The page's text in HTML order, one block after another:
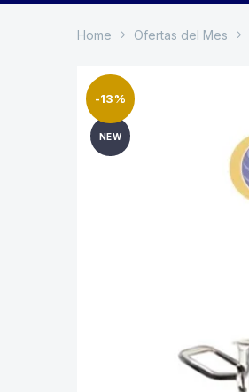
Home Ofertas del Mes
-13%
NEW